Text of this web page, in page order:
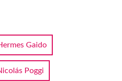
Gaido
Poggi